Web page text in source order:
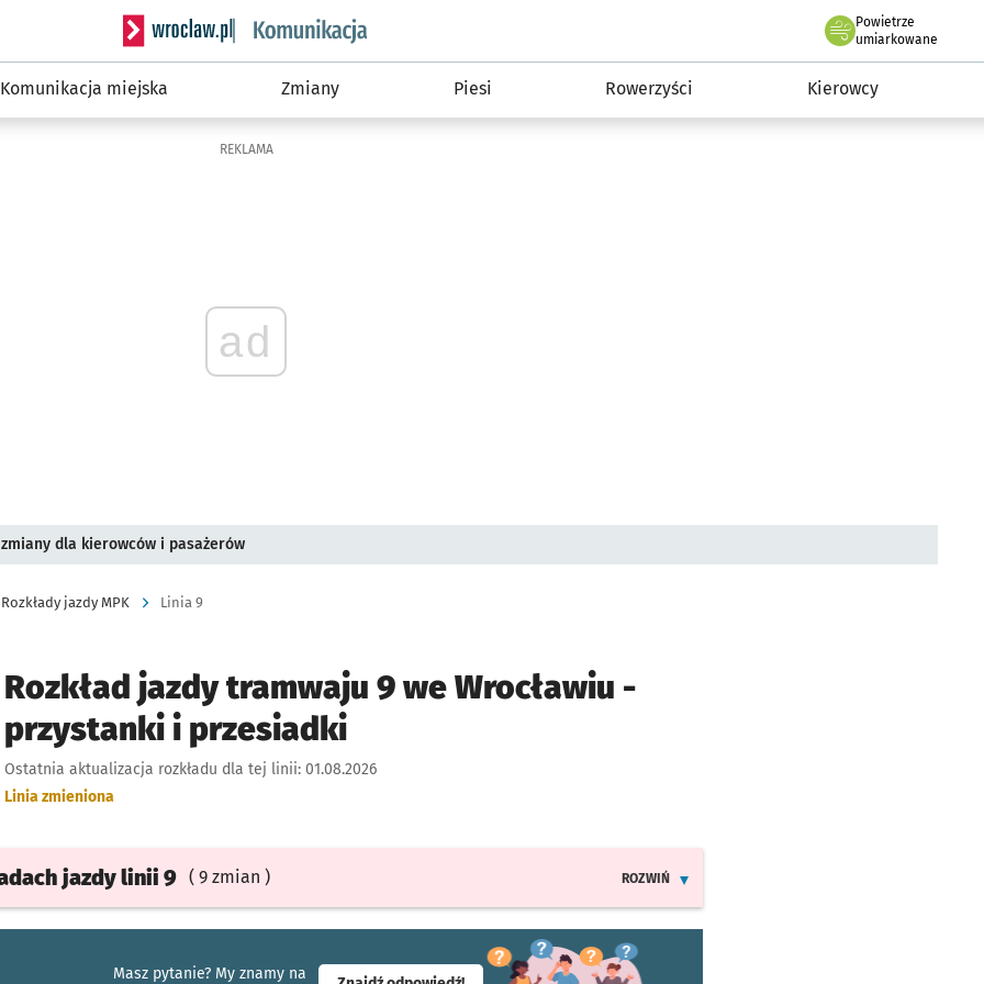
Serwis informacyjny wroclaw.pl podserwis: Komunikacja
Powietrze
we Wrocławiu
umiarkowane
Komunikacja miejska Zmiany Piesi Rowerzyści Kierowcy
REKLAMA
ad
dla kierowców i pasażerów
Rozkłady jazdy MPK Linia 9
Rozkład jazdy tramwaju 9 we Wrocławiu -
przystanki i przesiadki
Ostatnia aktualizacja rozkładu dla tej linii: 01.08.2026
Linia zmieniona
jazdylinii 9 ( 9 zmian )
ROZWIŃ
Masz pytanie? My znamy na